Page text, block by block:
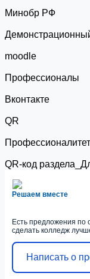
Минобр РФ
moodle
Профессионалы
Вконтакте
QR
Профессионалитет
QR-код
Решаем вместе
Есть предложения по
сделать колледж
Написать о